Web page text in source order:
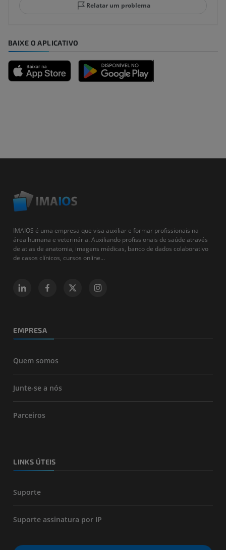
Relatar um problema
BAIXE O APLICATIVO
IMAIOS é uma empresa que visa auxiliar e formar profissionais na
área humana e veterinária. Auxiliando profissionais de saúde através
de atlas de anatomia, imagens médicas, banco de dados colaborativo
de casos clínicos, cursos online...
EMPRESA
Quem somos
Junte-se a nós
Parceiros
LINKS ÚTEIS
Suporte
Suporte assinatura por IP